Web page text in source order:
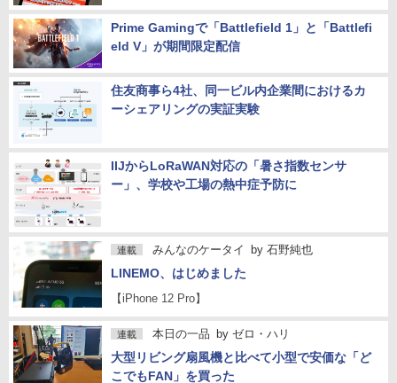
Prime Gamingで「Battlefield 1」と「Battlefi
eld V」が期間限定配信
住友商事ら4社、同一ビル内企業間におけるカ
ーシェアリングの実証実験
IIJからLoRaWAN対応の「暑さ指数センサ
ー」、学校や工場の熱中症予防に
連載 みんなのケータイ by 石野純也
LINEMO、はじめました
【iPhone 12 Pro】
連載 本日の一品 by ゼロ・ハリ
大型リビング扇風機と比べて小型で安価な「ど
こでもFAN」を買った